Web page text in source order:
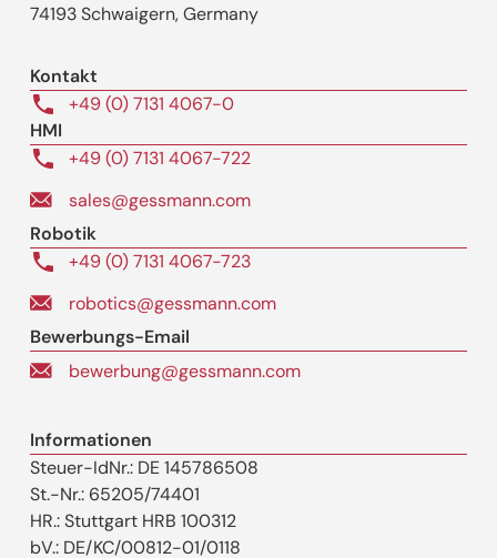
74193 Schwaigern, Germany
Kontakt
+49 (0) 7131 4067-0
HMI
+49 (0) 7131 4067-722
sales@gessmann.com
Robotik
+49 (0) 7131 4067-723
robotics@gessmann.com
Bewerbungs-Email
bewerbung@gessmann.com
Informationen
Steuer-IdNr.: DE 145786508
St.-Nr.: 65205/74401
HR.: Stuttgart HRB 100312
bV.: DE/KC/00812-01/0118